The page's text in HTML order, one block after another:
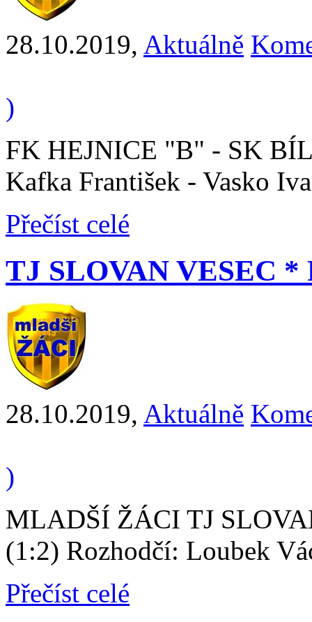
28.10.2019, Aktuálně
)
FK HEJNICE "B" - SK
Kafka František - Vasko
Přečíst celé
TJ SLOVAN VESEC
28.10.2019, Aktuálně
)
MLADŠÍ ŽÁCI TJ
(1:2) Rozhodčí: Loubek
Přečíst celé